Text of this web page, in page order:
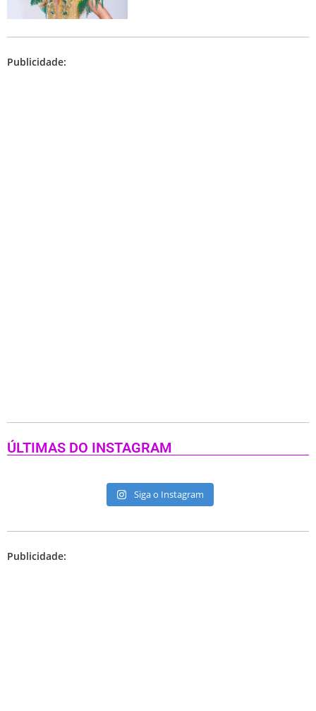
Publicidade:
ÚLTIMAS DO INSTAGRAM
Siga o Instagram
Publicidade: